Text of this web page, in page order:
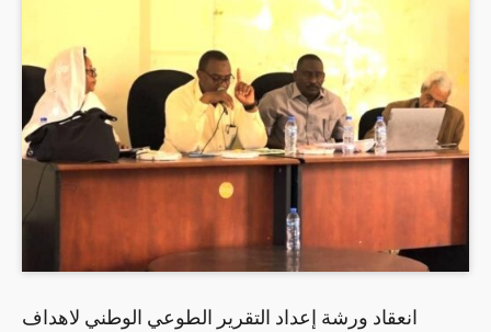
انعقاد ورشة إعداد التقرير الطوعي الوطني لاهداف